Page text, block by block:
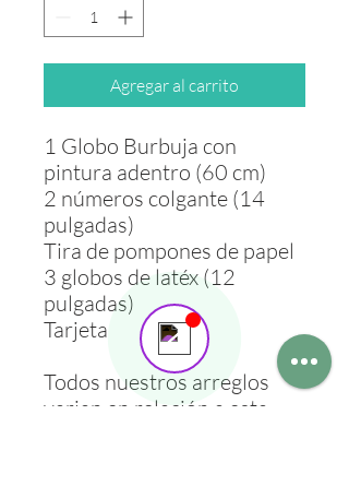
Agregar al carrito
1 Globo Burbuja con
pintura adentro (60 cm)
2 números colgante (14
pulgadas)
Tira de pompones de papel
3 globos de latéx (12
pulgadas)
Tarjeta
Todos nuestros arreglos
varian en relación a esta
Send us a message
Online
💬 Start a conversation...